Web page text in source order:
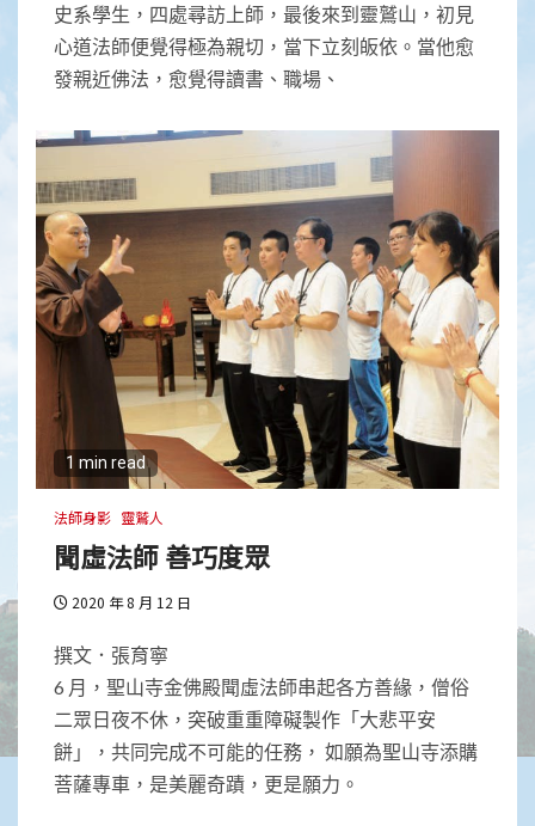
史系學生，四處尋訪上師，最後來到靈鷲山，初見
心道法師便覺得極為親切，當下立刻皈依。當他愈
發親近佛法，愈覺得讀書、職場、
1 min read
法師身影 靈鷲人
聞虛法師 善巧度眾
2020 年 8 月 12 日
撰文．張育寧
6 月，聖山寺金佛殿聞虛法師串起各方善緣，僧俗
二眾日夜不休，突破重重障礙製作「大悲平安
餅」，共同完成不可能的任務， 如願為聖山寺添購
菩薩專車，是美麗奇蹟，更是願力。